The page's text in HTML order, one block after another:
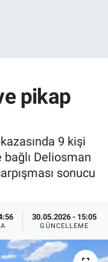
pikap
9 kişi
bağlı Deliosman
sonucu
30.05.2026 - 15:05
GÜNCELLEME